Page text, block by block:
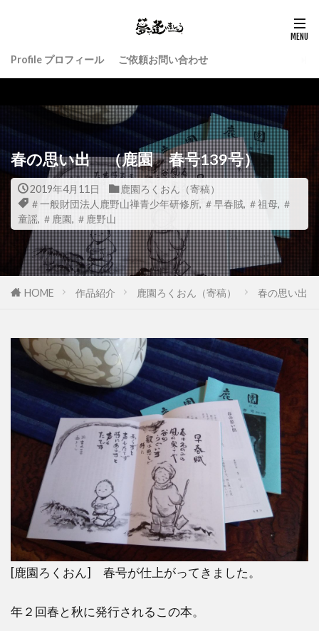
Profile プロフィール ご依頼お問い合わせ
春の思い出 （鹿園 春号139号）
2019年4月11日
鹿園ろくおん（寄稿）
＃一般財団法人鹿野山禅青少年研修所, ＃早春賊, ＃祖母, ＃
童謡, ＃鹿園, ＃鹿野山
HOME 作品紹介 鹿園ろくおん（寄稿） 春の思い出
[鹿園ろくおん] 春号が仕上がってきました。
年２回春と秋に発行されるこの本。